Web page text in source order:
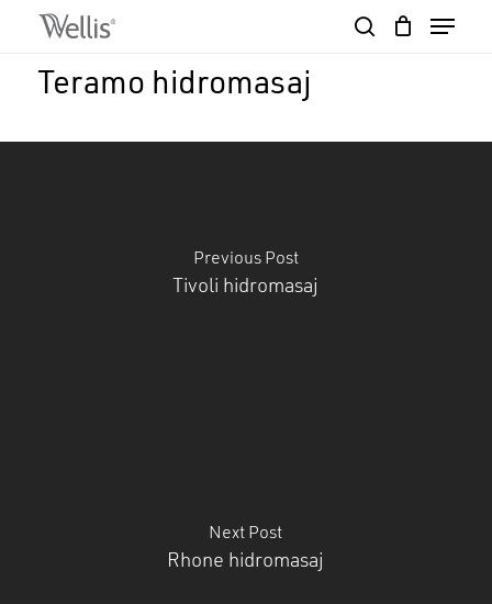
Menu
Teramo hidromasaj
Previous Post
Tivoli hidromasaj
Next Post
Rhone hidromasaj